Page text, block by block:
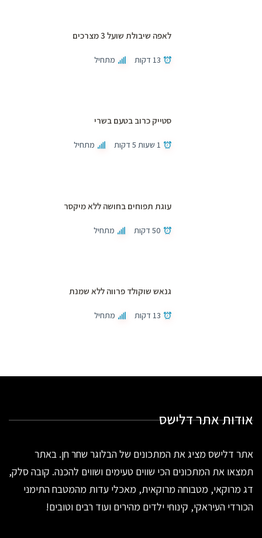
לאפה שיבולת שועל 3 מצרכים
13 דקות מתחיל
סטייק כרוב בטעם בשרי
1 שעות 5 דקות מתחיל
עוגת תפוחים בחושה ללא מיקסר
50 דקות מתחיל
גנאש שוקולד פרווה ללא שמנת
13 דקות מתחיל
אודות אתר דלישס
אתר דלישס מציג את המתכונים של הבלוגר שחר חן. באתר
תמצאו את המתכונים הכי שווים טעימים ושווים להכנה. קובה סלק,
דג מרוקאי, מטבוחה מרוקאית, מאכלי עדות מהמטבח התימני
הכורדי העיראקי, קינוחי ילדים מהירים ועוד רבים וטובים!